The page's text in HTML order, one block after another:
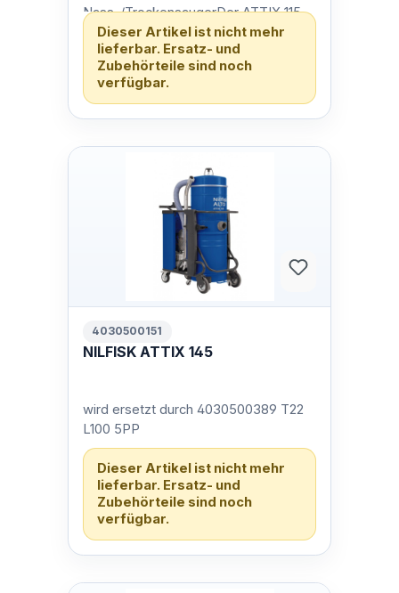
Nass-/TrockensaugerDer ATTIX 115
und ATTIX 125 sind einfach zu be…
Dieser Artikel ist nicht mehr
lieferbar. Ersatz- und
Zubehörteile sind noch
verfügbar.
4030500151
NILFISK ATTIX 145
wird ersetzt durch 4030500389 T22
L100 5PP
Dieser Artikel ist nicht mehr
lieferbar. Ersatz- und
Zubehörteile sind noch
verfügbar.